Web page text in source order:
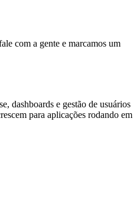
com a gente e marcamos um
dashboards e gestão de usuários
para aplicações rodando em